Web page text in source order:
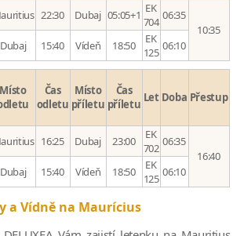
22:30 Dubaj 05:05+1 EK
704 06:35
10:35
Dubaj 15:40 Vídeň 18:50
EK
125 06:10
Místo
Čas
odletu
Místo
příletu
Čas
příletu Let Doba Přestup
16:25 Dubaj 23:00
EK
702 06:35
16:40
Dubaj 15:40 Vídeň 18:50
EK
125 06:10
a Vídně na Maurícius